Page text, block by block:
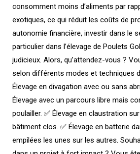
consomment moins d’aliments par
exotiques, ce qui réduit les coûts de
autonomie financière, investir dans le
particulier dans l’élevage de Poulets
judicieux. Alors, qu’attendez-vous ?
selon différents modes et techniques
Élevage en divagation avec ou sans
Élevage avec un parcours libre mais
poulailler. ✅ Élevage en claustration
bâtiment clos. ✅ Élevage en batterie
empilées les unes sur les autres.